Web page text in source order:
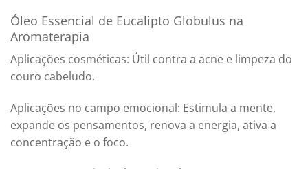
Óleo Essencial de Eucalipto Globulus na
Aromaterapia
Aplicações cosméticas: Útil contra a acne e limpeza do
couro cabeludo.
Aplicações no campo emocional: Estimula a mente,
expande os pensamentos, renova a energia, ativa a
concentração e o foco.